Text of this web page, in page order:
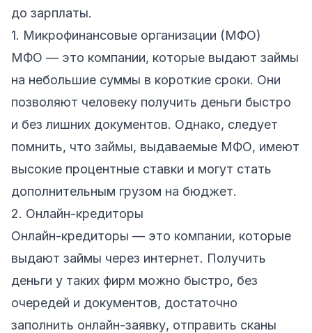
до зарплаты.
1. Микрофинансовые организации (МФО)
МФО — это компании, которые выдают займы
на небольшие суммы в короткие сроки. Они
позволяют человеку получить деньги быстро
и без лишних документов. Однако, следует
помнить, что займы, выдаваемые МФО, имеют
высокие процентные ставки и могут стать
дополнительным грузом на бюджет.
2. Онлайн-кредиторы
Онлайн-кредиторы — это компании, которые
выдают займы через интернет. Получить
деньги у таких фирм можно быстро, без
очередей и документов, достаточно
заполнить онлайн-заявку, отправить сканы